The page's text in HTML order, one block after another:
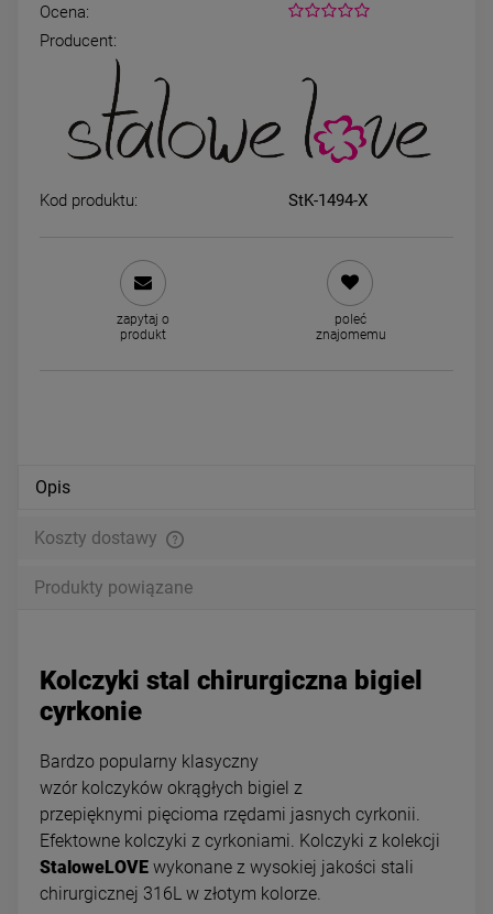
STAL CHIRURGICZNA
29,00 zł
DO KOSZYKA
Kolczyki STAL
kryształki granatowe 0,3
24,00 zł
DO KOSZYKA
Ocena:
Producent:
Kod produktu: StK-1494-X
zapytaj o
produkt
poleć
znajomemu
Opis
Koszty dostawy
Produkty powiązane
Kolczyki stal chirurgiczna bigiel
cyrkonie
Bardzo popularny klasyczny
wzór kolczyków okrągłych bigiel z
przepięknymi pięcioma rzędami jasnych cyrkonii.
Efektowne kolczyki z cyrkoniami. Kolczyki z kolekcji
StaloweLOVE wykonane z wysokiej jakości stali
chirurgicznej 316L w złotym kolorze.